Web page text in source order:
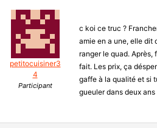
petitocuisiner3
4
Participant
c koi ce truc ?
amie en a une, elle dit
ranger le quad. Après,
fait. Les prix, ça
gaffe à la qualité et si
gueuler dans deux